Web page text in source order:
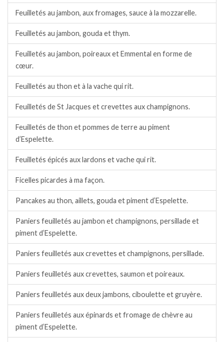
Feuilletés au jambon, aux fromages, sauce à la mozzarelle.
Feuilletés au jambon, gouda et thym.
Feuilletés au jambon, poireaux et Emmental en forme de
cœur.
Feuilletés au thon et à la vache qui rit.
Feuilletés de St Jacques et crevettes aux champignons.
Feuilletés de thon et pommes de terre au piment
d’Espelette.
Feuilletés épicés aux lardons et vache qui rit.
Ficelles picardes à ma façon.
Pancakes au thon, aillets, gouda et piment d’Espelette.
Paniers feuilletés au jambon et champignons, persillade et
piment d’Espelette.
Paniers feuilletés aux crevettes et champignons, persillade.
Paniers feuilletés aux crevettes, saumon et poireaux.
Paniers feuilletés aux deux jambons, ciboulette et gruyère.
Paniers feuilletés aux épinards et fromage de chèvre au
piment d’Espelette.